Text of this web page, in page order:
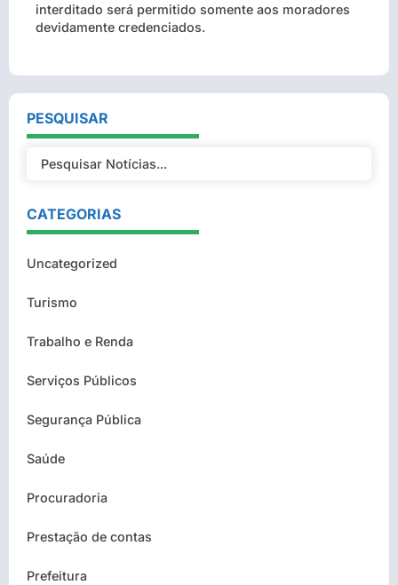
interditado será permitido somente aos moradores
devidamente credenciados.
PESQUISAR
CATEGORIAS
Uncategorized
Turismo
Trabalho e Renda
Serviços Públicos
Segurança Pública
Saúde
Procuradoria
Prestação de contas
Prefeitura